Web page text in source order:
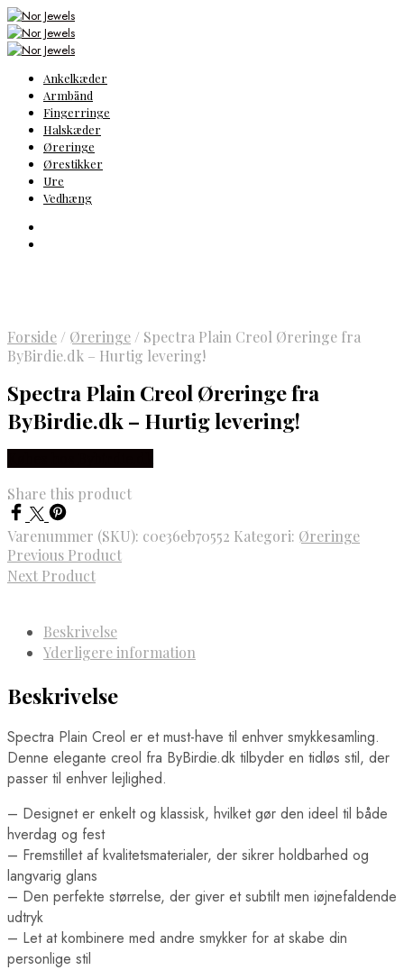
Ankelkæder
Armbånd
Fingerringe
Halskæder
Øreringe
Ørestikker
Ure
Vedhæng
Forside / Øreringe / Spectra Plain Creol Øreringe fra
ByBirdie.dk – Hurtig levering!
Spectra Plain Creol Øreringe fra
ByBirdie.dk – Hurtig levering!
Share this product
Varenummer (SKU): c0e36eb70552 Kategori: Øreringe
Previous Product
Next Product
Beskrivelse
Yderligere information
Beskrivelse
Spectra Plain Creol er et must-have til enhver smykkesamling.
Denne elegante creol fra ByBirdie.dk tilbyder en tidløs stil, der
passer til enhver lejlighed.
– Designet er enkelt og klassisk, hvilket gør den ideel til både
hverdag og fest
– Fremstillet af kvalitetsmaterialer, der sikrer holdbarhed og
langvarig glans
– Den perfekte størrelse, der giver et subtilt men iøjnefaldende
udtryk
– Let at kombinere med andre smykker for at skabe din
personlige stil